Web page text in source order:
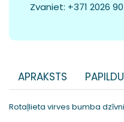
Zvaniet: +371 2026
APRAKSTS
Rotaļlieta virves bumba